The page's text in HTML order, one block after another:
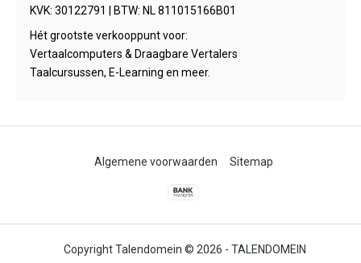
KVK: 30122791 | BTW: NL 811015166B01
Hét grootste verkooppunt voor:
Vertaalcomputers & Draagbare Vertalers
Taalcursussen, E-Learning en meer.
© 2026 - TALENDOMEIN
Algemene voorwaarden Sitemap